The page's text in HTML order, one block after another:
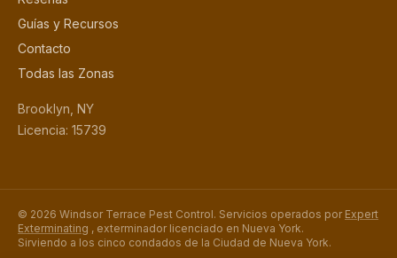
Guías y Recursos
Contacto
Todas las Zonas
Brooklyn, NY
Licencia: 15739
© 2026 Windsor Terrace Pest Control. Servicios operados por Expert
Exterminating , exterminador licenciado en Nueva York.
Sirviendo a los cinco condados de la Ciudad de Nueva York.